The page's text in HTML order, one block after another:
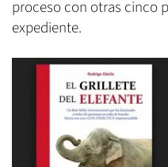
proceso con otras cinco
expediente.